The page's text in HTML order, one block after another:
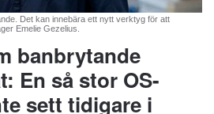
Det kan innebära ett nytt verktyg för att
Emelie Gezelius.
banbrytande
En så stor OS-
sett tidigare i